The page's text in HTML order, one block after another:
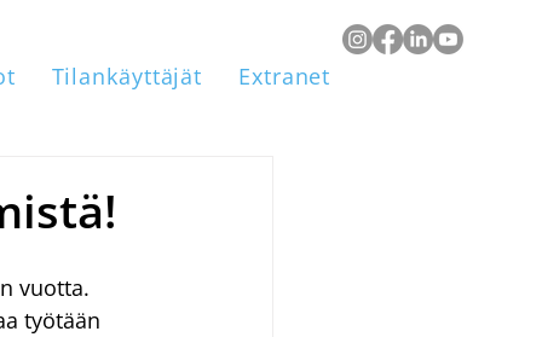
Tilankäyttäjät Extranet
vuotta.
työtään